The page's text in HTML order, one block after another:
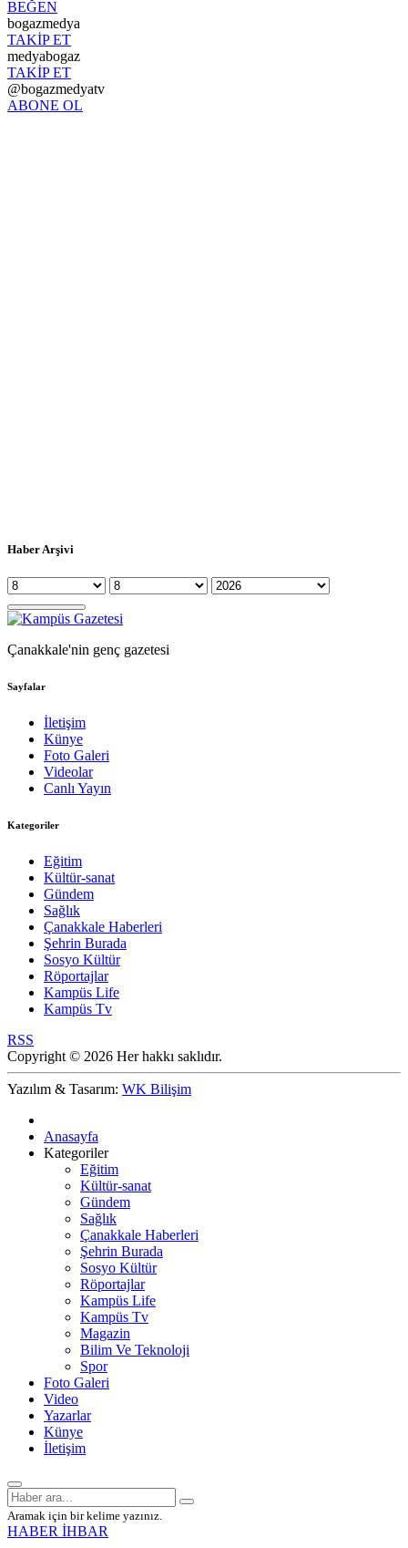
BEĞEN
bogazmedya
TAKİP ET
medyabogaz
TAKİP ET
@bogazmedyatv
ABONE OL
Haber Arşivi
Çanakkale'nin genç gazetesi
Sayfalar
İletişim
Künye
Foto Galeri
Videolar
Canlı Yayın
Kategoriler
Eğitim
Kültür-sanat
Gündem
Sağlık
Çanakkale Haberleri
Şehrin Burada
Sosyo Kültür
Röportajlar
Kampüs Life
Kampüs Tv
RSS
Copyright © 2026 Her hakkı saklıdır.
Yazılım & Tasarım: WK Bilişim
Anasayfa
Kategoriler
Eğitim
Kültür-sanat
Gündem
Sağlık
Çanakkale Haberleri
Şehrin Burada
Sosyo Kültür
Röportajlar
Kampüs Life
Kampüs Tv
Magazin
Bilim Ve Teknoloji
Spor
Foto Galeri
Video
Yazarlar
Künye
İletişim
Aramak için bir kelime yazınız.
HABER İHBAR